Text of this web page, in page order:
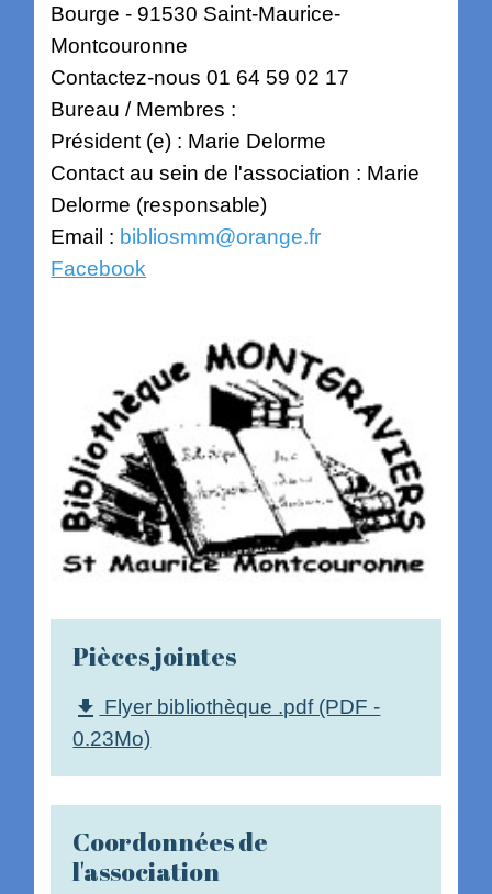
Bourge - 91530 Saint-Maurice-
Montcouronne
Contactez-nous 01 64 59 02 17
Bureau / Membres :
Président (e) : Marie Delorme
Contact au sein de l'association : Marie
Delorme (responsable)
Email : bibliosmm@orange.fr
Facebook
Pièces jointes
file_download Flyer bibliothèque .pdf (PDF -
0.23Mo)
Coordonnées de
l'association